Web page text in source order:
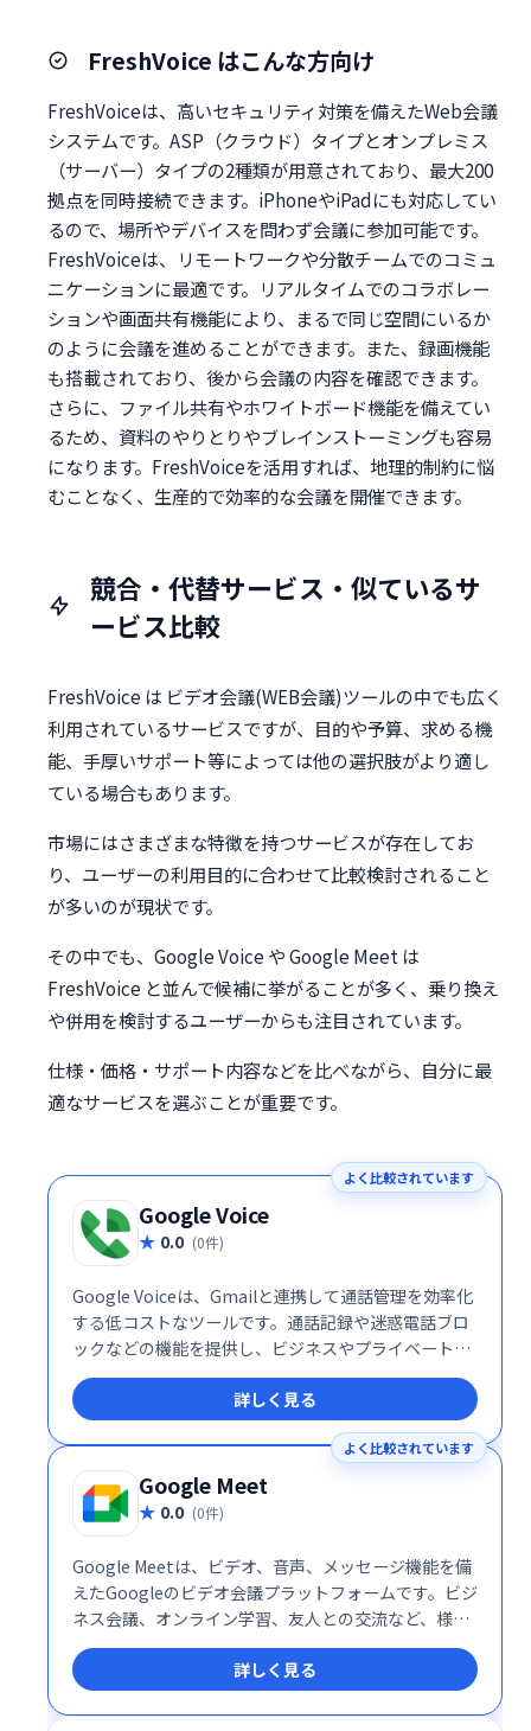
FreshVoice はこんな方向け
FreshVoiceは、高いセキュリティ対策を備えたWeb会議
システムです。ASP（クラウド）タイプとオンプレミス
（サーバー）タイプの2種類が用意されており、最大200
拠点を同時接続できます。iPhoneやiPadにも対応してい
るので、場所やデバイスを問わず会議に参加可能です。
FreshVoiceは、リモートワークや分散チームでのコミュ
ニケーションに最適です。リアルタイムでのコラボレー
ションや画面共有機能により、まるで同じ空間にいるか
のように会議を進めることができます。また、録画機能
も搭載されており、後から会議の内容を確認できます。
さらに、ファイル共有やホワイトボード機能を備えてい
るため、資料のやりとりやブレインストーミングも容易
になります。FreshVoiceを活用すれば、地理的制約に悩
むことなく、生産的で効率的な会議を開催できます。
競合・代替サービス・似ているサ
ービス比較
FreshVoice は ビデオ会議(WEB会議)ツールの中でも広く
利用されているサービスですが、目的や予算、求める機
能、手厚いサポート等によっては他の選択肢がより適し
ている場合もあります。
市場にはさまざまな特徴を持つサービスが存在してお
り、ユーザーの利用目的に合わせて比較検討されること
が多いのが現状です。
その中でも、Google Voice や Google Meet は
FreshVoice と並んで候補に挙がることが多く、乗り換え
や併用を検討するユーザーからも注目されています。
仕様・価格・サポート内容などを比べながら、自分に最
適なサービスを選ぶことが重要です。
よく比較されています
Google Voice
0.0 (0件)
Google Voiceは、Gmailと連携して通話管理を効率化
する低コストなツールです。通話記録や迷惑電話ブロ
ックなどの機能を提供し、ビジネスやプライベートで
の通話管理をスマートにサポートします。
詳しく見る
よく比較されています
Google Meet
0.0 (0件)
Google Meetは、ビデオ、音声、メッセージ機能を備
えたGoogleのビデオ会議プラットフォームです。ビジ
ネス会議、オンライン学習、友人との交流など、様々
なシーンで活用できます。シンプルで高機能なインタ
ーフェースで、スムーズなコミュニケーションを実
現。場所を選ばず、チームや仲間と簡単に繋がること
を可能にします。 無料プランから利用でき、ビジネス
詳しく見る